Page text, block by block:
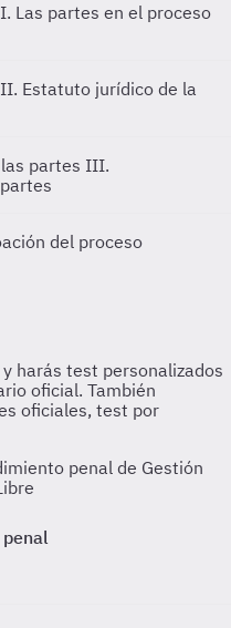
I. Las partes en el proceso
II. Estatuto jurídico de la
partes III.
del proceso
penal de Gestión
penal